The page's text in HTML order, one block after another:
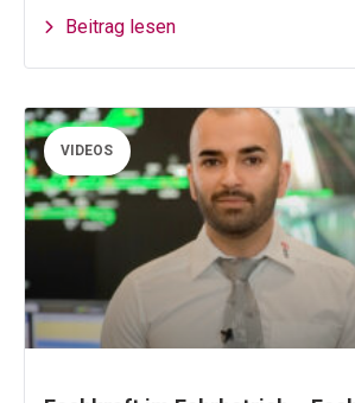
Beitrag lesen
VIDEOS